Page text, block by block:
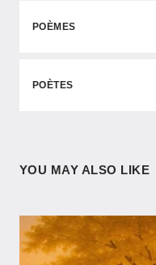
POÈMES
POÈTES
YOU MAY ALSO LIKE